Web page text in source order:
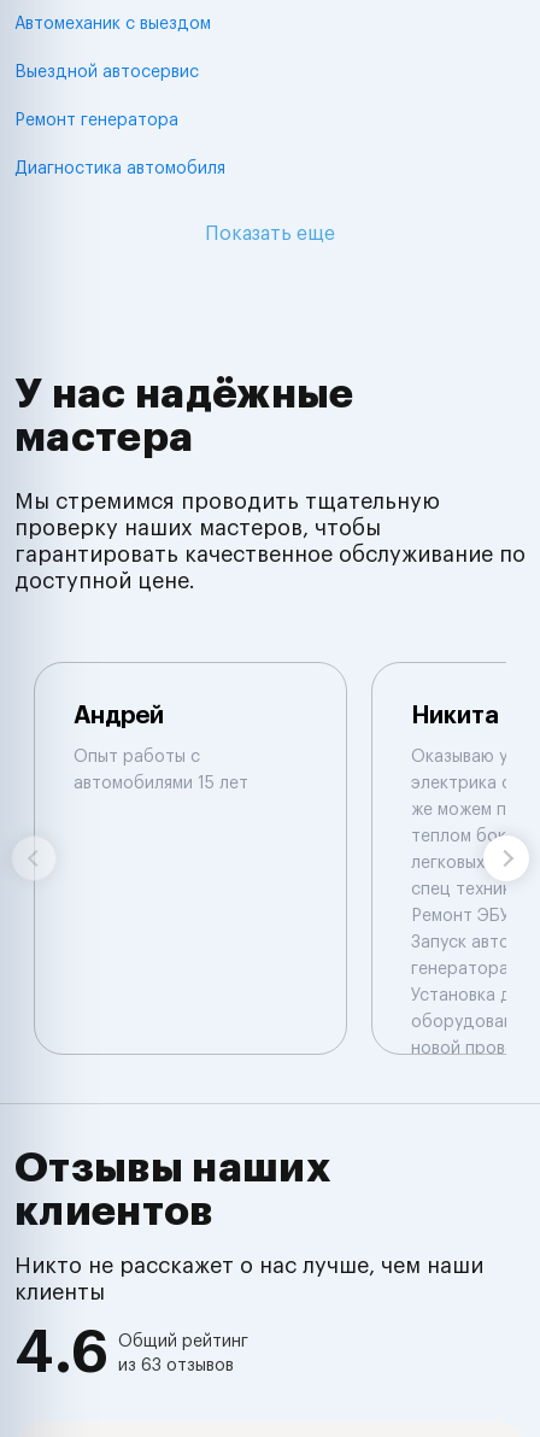
Автомеханик с выездом
Выездной автосервис
Ремонт генератора
Диагностика автомобиля
Показать еще
У нас надёжные
мастера
Мы стремимся проводить тщательную
проверку наших мастеров, чтобы
гарантировать качественное обслуживание по
доступной цене.
Андрей
Опыт работы с
автомобилями 15 лет
Никита
Оказываю
электрика с
же можем
теплом боксе .
легковых и
спец техники .
Ремонт ЭБУ(
Запуск авто
генератора ,
Установка доп
оборудования
новой
сигнализации
Отзывы наших
клиентов
Никто не расскажет о нас лучше, чем наши
клиенты
4.6
Общий рейтинг
из 63 отзывов